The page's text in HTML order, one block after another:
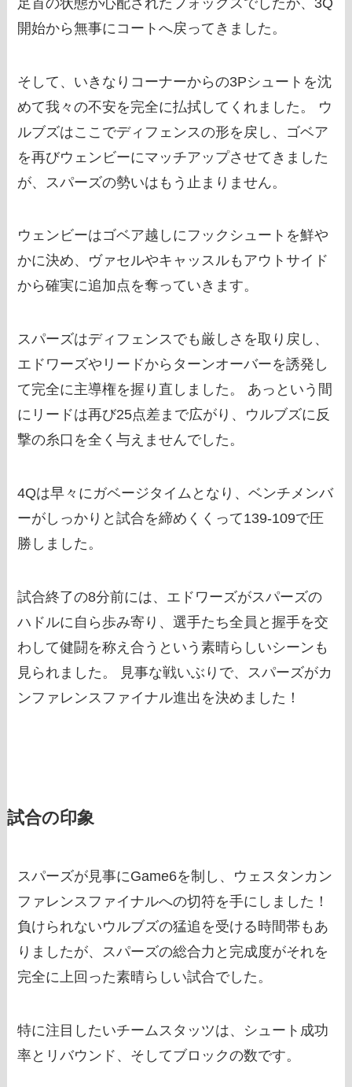
開始から無事にコートへ戻ってきました。
そして、いきなりコーナーからの3Pシュートを沈
めて我々の不安を完全に払拭してくれました。 ウ
ルブズはここでディフェンスの形を戻し、ゴベア
を再びウェンビーにマッチアップさせてきました
が、スパーズの勢いはもう止まりません。
ウェンビーはゴベア越しにフックシュートを鮮や
かに決め、ヴァセルやキャッスルもアウトサイド
から確実に追加点を奪っていきます。
スパーズはディフェンスでも厳しさを取り戻し、
エドワーズやリードからターンオーバーを誘発し
て完全に主導権を握り直しました。 あっという間
にリードは再び25点差まで広がり、ウルブズに反
撃の糸口を全く与えませんでした。
4Qは早々にガベージタイムとなり、ベンチメンバ
ーがしっかりと試合を締めくくって139-109で圧
勝しました。
試合終了の8分前には、エドワーズがスパーズの
ハドルに自ら歩み寄り、選手たち全員と握手を交
わして健闘を称え合うという素晴らしいシーンも
見られました。 見事な戦いぶりで、スパーズがカ
ンファレンスファイナル進出を決めました！
試合の印象
スパーズが見事にGame6を制し、ウェスタンカン
ファレンスファイナルへの切符を手にしました！
負けられないウルブズの猛追を受ける時間帯もあ
りましたが、スパーズの総合力と完成度がそれを
完全に上回った素晴らしい試合でした。
特に注目したいチームスタッツは、シュート成功
率とリバウンド、そしてブロックの数です。